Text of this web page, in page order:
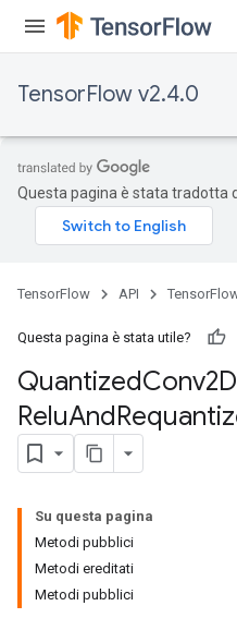
TensorFlow v2.4.0
Questa pagina è stata tradotta
TensorFlow API
Questa pagina è stata utile?
Quantized
ReluAnd
Su questa pagina
Metodi pubblici
Metodi ereditati
Metodi pubblici